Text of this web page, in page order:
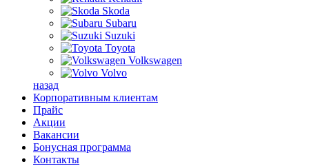
Skoda
Subaru
Suzuki
Toyota
Volkswagen
Volvo
назад
Корпоративным клиентам
Прайс
Акции
Вакансии
Бонусная программа
Контакты